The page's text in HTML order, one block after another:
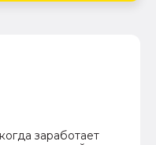
заработает